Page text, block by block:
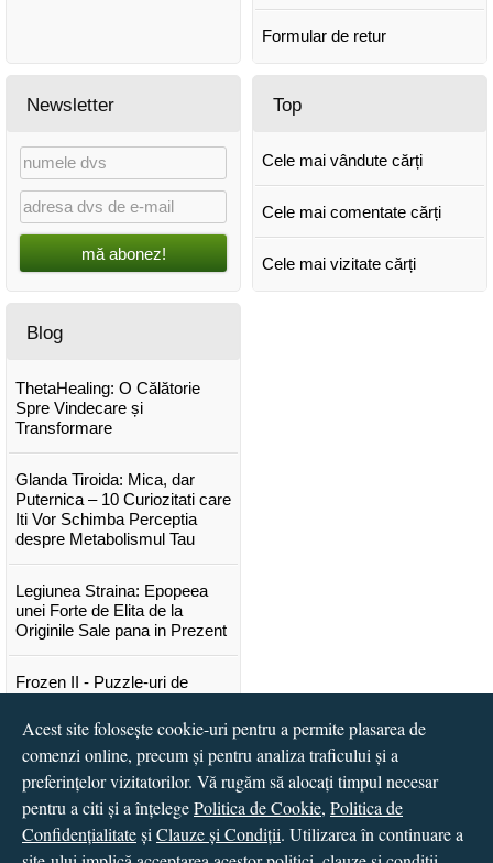
Formular de retur
Newsletter
mă abonez!
Top
Cele mai vândute cărți
Cele mai comentate cărți
Cele mai vizitate cărți
Blog
ThetaHealing: O Călătorie
Spre Vindecare și
Transformare
Glanda Tiroida: Mica, dar
Puternica – 10 Curiozitati care
Iti Vor Schimba Perceptia
despre Metabolismul Tau
Legiunea Straina: Epopeea
unei Forte de Elita de la
Originile Sale pana in Prezent
Frozen II - Puzzle-uri de
Lansare "Portocalele verzi" de
Vitali Cipileaga
...toate știrile
Acest site folosește cookie-uri pentru a permite plasarea de
comenzi online, precum și pentru analiza traficului și a
preferințelor vizitatorilor. Vă rugăm să alocați timpul necesar
pentru a citi și a înțelegePolitica de Cookie, Politica de
Confidențialitateși Clauze și Condiții. Utilizarea în continuare a